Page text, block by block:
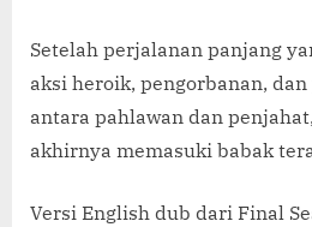
Setelah perjalanan panjang
aksi heroik, pengorbanan,
antara pahlawan dan
akhirnya memasuki babak
Versi English dub dari Final